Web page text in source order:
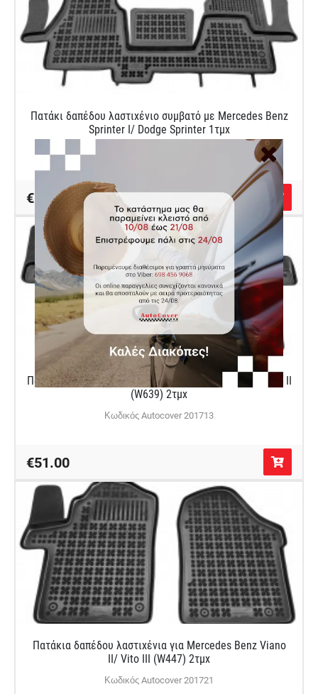
Πατάκι δαπέδου λαστιχένιο συμβατό με Mercedes Benz
Sprinter I/ Dodge Sprinter 1τμχ
€67.00
Πατάκια δαπέδου λαστιχένια για Mercedes Viano / Vito II
(W639) 2τμχ
Κωδικός Autocover 201713
€51.00
Πατάκια δαπέδου λαστιχένια για Mercedes Benz Viano
II/ Vito III (W447) 2τμχ
Κωδικός Autocover 201721